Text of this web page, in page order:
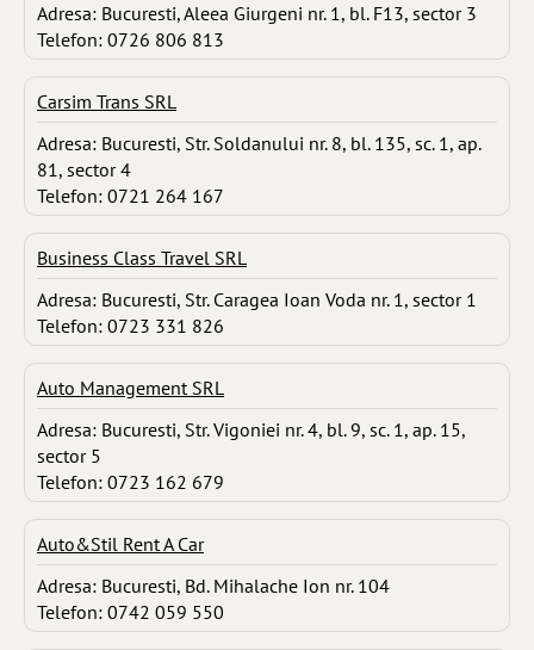
Adresa: Bucuresti, Aleea Giurgeni nr. 1, bl. F13, sector 3
Telefon: 0726 806 813
Carsim Trans SRL
Adresa: Bucuresti, Str. Soldanului nr. 8, bl. 135, sc. 1, ap.
81, sector 4
Telefon: 0721 264 167
Business Class Travel SRL
Adresa: Bucuresti, Str. Caragea Ioan Voda nr. 1, sector 1
Telefon: 0723 331 826
Auto Management SRL
Adresa: Bucuresti, Str. Vigoniei nr. 4, bl. 9, sc. 1, ap. 15,
sector 5
Telefon: 0723 162 679
Auto&Stil Rent A Car
Adresa: Bucuresti, Bd. Mihalache Ion nr. 104
Telefon: 0742 059 550